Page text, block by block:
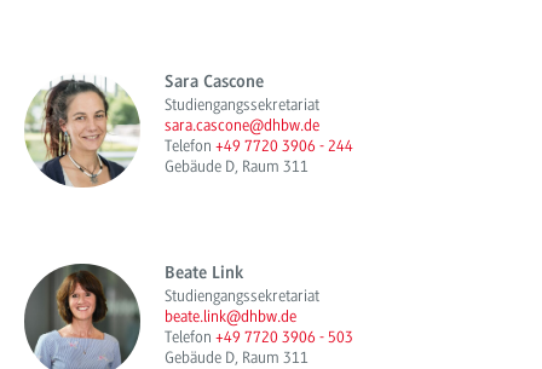
Sara Cascone
Studiengangssekretariat
sara.cascone@dhbw.de
Telefon +49 7720 3906 - 244
Gebäude D, Raum 311
Beate Link
Studiengangssekretariat
beate.link@dhbw.de
Telefon +49 7720 3906 - 503
Gebäude D, Raum 311